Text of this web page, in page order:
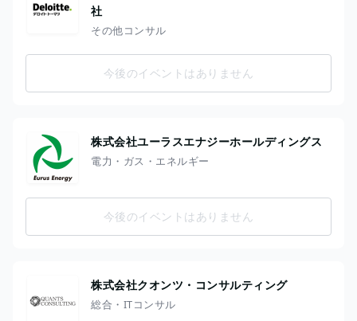
社
その他コンサル
今後のイベントはありません
株式会社ユーラスエナジーホールディングス
電力・ガス・エネルギー
今後のイベントはありません
株式会社クオンツ・コンサルティング
総合・ITコンサル